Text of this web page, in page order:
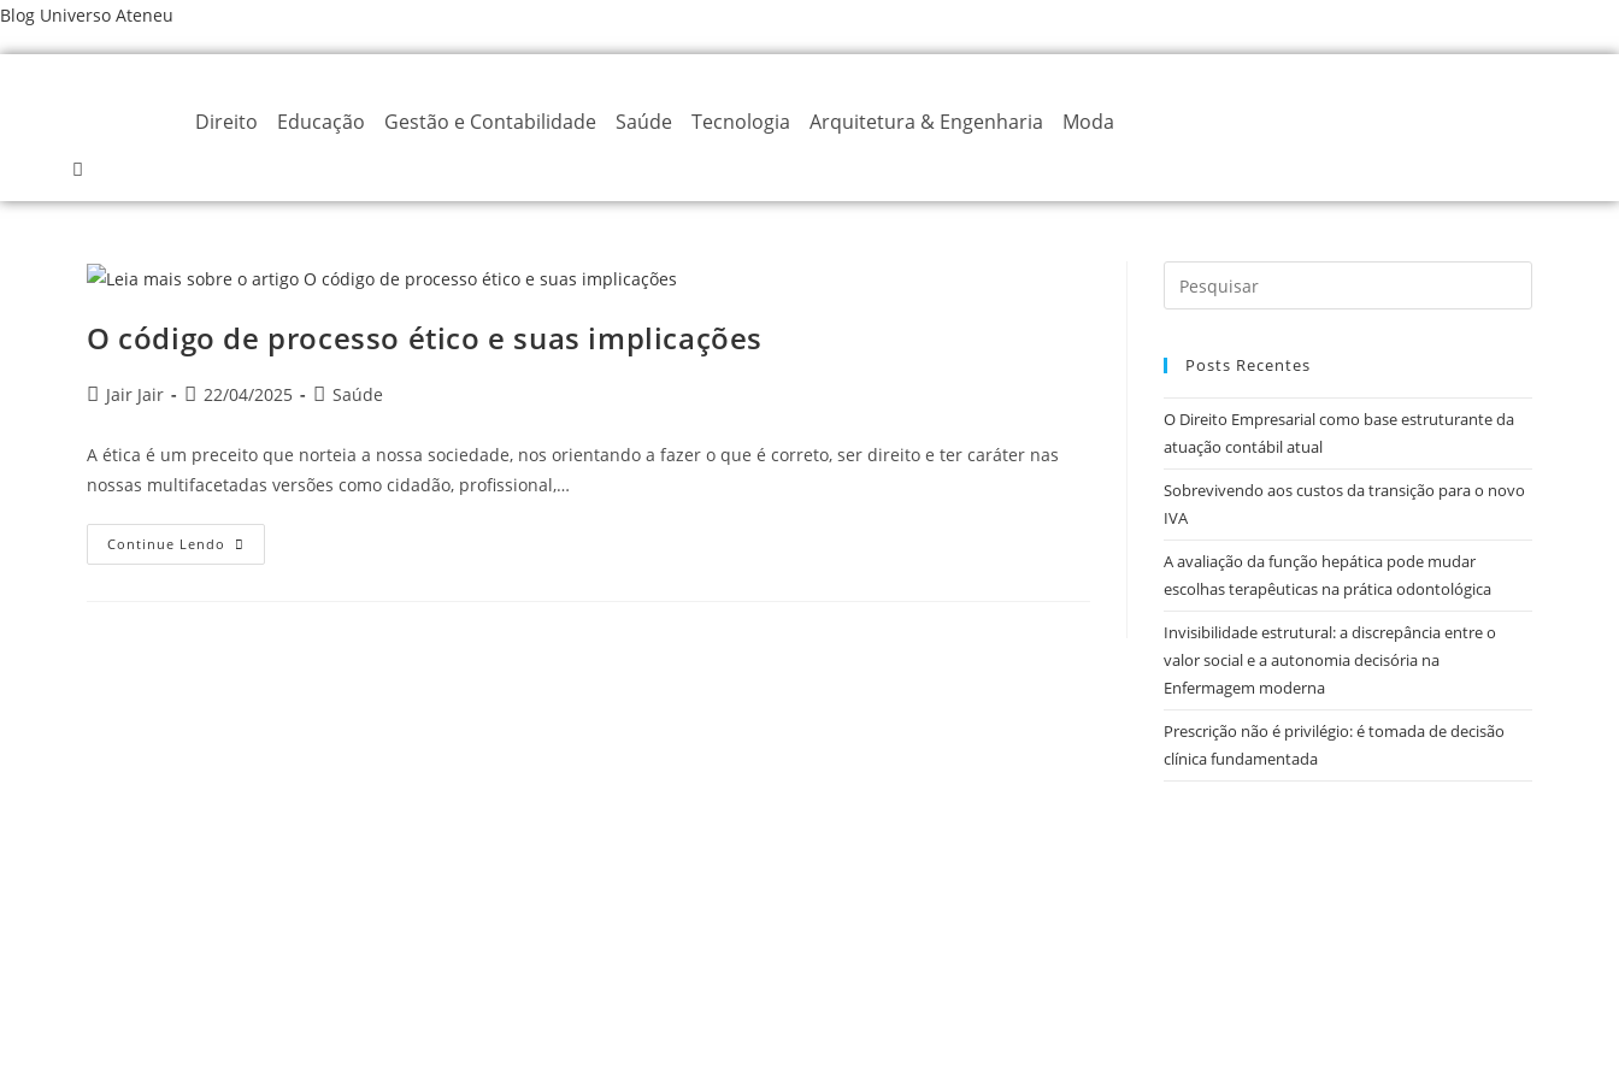
Ir
para
Blog Universo Ateneu
Direito Educação Gestão e Contabilidade Saúde Tecnologia Arquitetura & Engenharia Moda
O código de processo ético e suas implicações
Autor
post:
Jair Jair
Post22/04/2025
Categoria
post:
Saúde
A ética é um preceito que norteia a nossa sociedade, nos orientando a fazer o que é correto, ser direito e ter caráter nas
nossas multifacetadas versões como cidadão, profissional,…
Continue Lendo O
Código
Posts Recentes
O Direito Empresarial como base estruturante da
atuação contábil atual
Sobrevivendo aos custos da transição para o novo
IVA
A avaliação da função hepática pode mudar
escolhas terapêuticas na prática odontológica
Invisibilidade estrutural: a discrepância entre o
valor social e a autonomia decisória na
Enfermagem moderna
Prescrição não é privilégio: é tomada de decisão
clínica fundamentada